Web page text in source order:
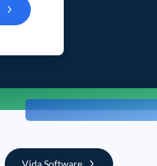
Vida Software